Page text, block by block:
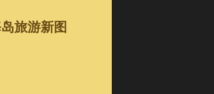
旅游新图